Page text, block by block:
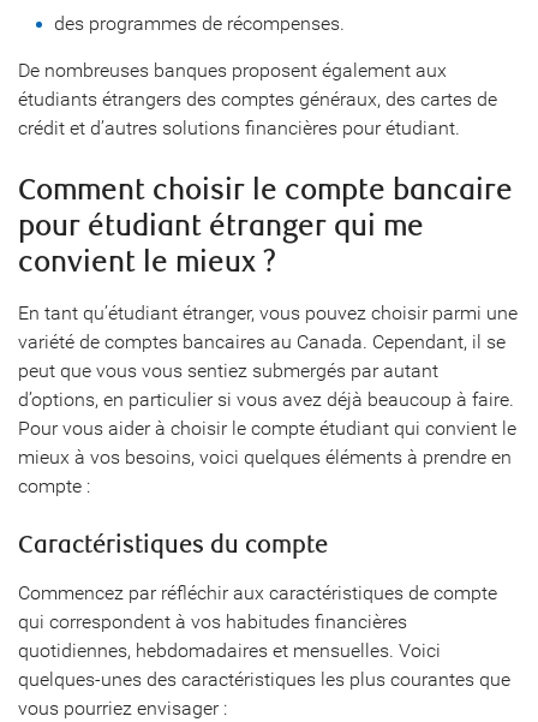
des programmes de récompenses.
De nombreuses banques proposent également aux
étudiants étrangers des comptes généraux, des cartes de
crédit et d’autres solutions financières pour étudiant.
Comment choisir le compte bancaire
pour étudiant étranger qui me
convient le mieux ?
En tant qu’étudiant étranger, vous pouvez choisir parmi une
variété de comptes bancaires au Canada. Cependant, il se
peut que vous vous sentiez submergés par autant
d’options, en particulier si vous avez déjà beaucoup à faire.
Pour vous aider à choisir le compte étudiant qui convient le
mieux à vos besoins, voici quelques éléments à prendre en
compte :
Caractéristiques du compte
Commencez par réfléchir aux caractéristiques de compte
qui correspondent à vos habitudes financières
quotidiennes, hebdomadaires et mensuelles. Voici
quelques-unes des caractéristiques les plus courantes que
vous pourriez envisager :